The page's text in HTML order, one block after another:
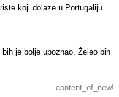
koji dolaze u Portugaliju
je bolje upoznao. Želeo bih
content_of_new!